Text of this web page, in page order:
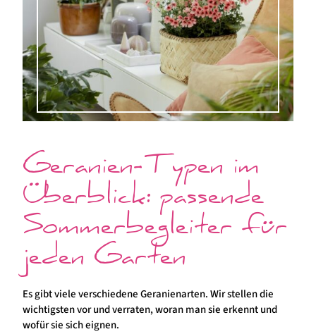
Geranien-Typen im
Überblick: passende
Sommerbegleiter für
jeden Garten
Es gibt viele verschiedene Geranienarten. Wir stellen die
wichtigsten vor und verraten, woran man sie erkennt und
wofür sie sich eignen.